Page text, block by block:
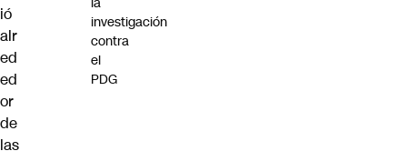
ió
alr
ed
ed
or
de
las
investigación
contra
el
PDG